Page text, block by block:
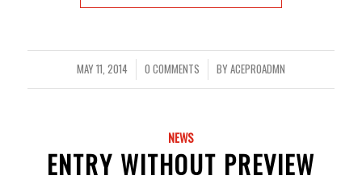
MAY 11, 2014
/ 0 COMMENTS
/ BYACEPR0ADMN
NEWS
ENTRY WITHOUT PREVIEW